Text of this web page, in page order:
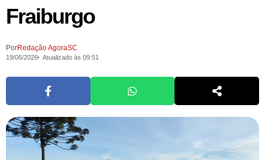
Fraiburgo
PorRedação AgoraSC
19/06/2026 Atualizado às 09:51